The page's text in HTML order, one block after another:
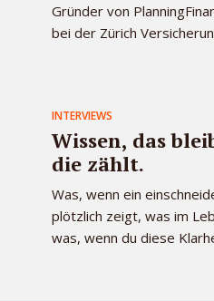
Gründer von
bei der Zürich
INTERVIEWS
Wissen, das
die zählt.
Was, wenn ein
plötzlich zeigt, was im
was, wenn du diese